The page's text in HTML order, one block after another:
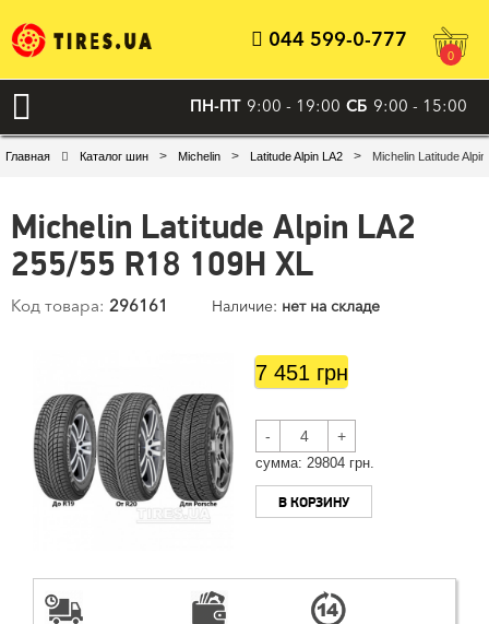
044 599-0-777
0
ПН-ПТ 9:00 - 19:00 СБ 9:00 - 15:00
Главная Каталог шин > Michelin > Latitude Alpin LA2 > Michelin Latitude
Michelin Latitude Alpin LA2
255/55 R18 109H XL
Код товара: 296161 Наличие: нет на складе
7 451 грн
- +
cумма: 29804 грн.
В КОРЗИНУ